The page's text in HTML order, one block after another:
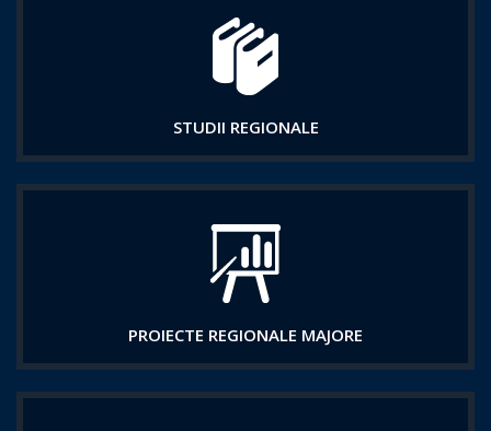
STUDII REGIONALE
PROIECTE REGIONALE MAJORE